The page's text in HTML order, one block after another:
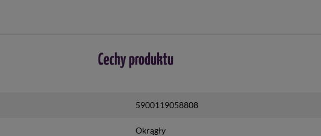
Cechy produktu
5900119058808
Okrągły